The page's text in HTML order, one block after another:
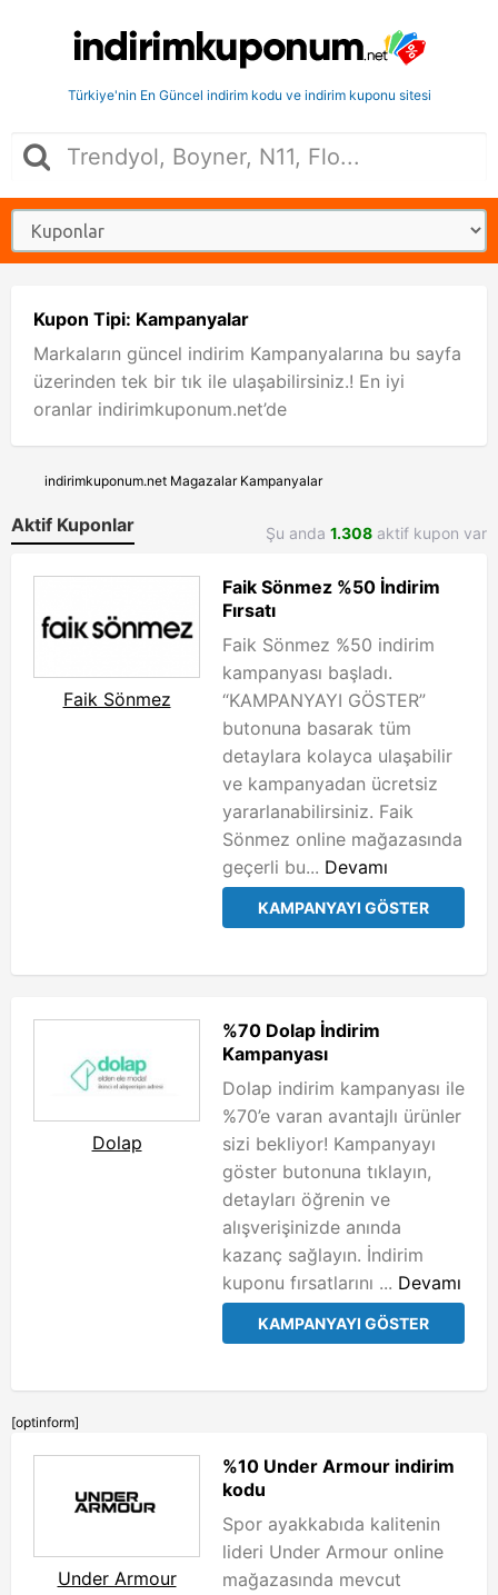
Türkiye'nin En Güncel indirim kodu ve indirim kuponu sitesi
Kupon Tipi: Kampanyalar
Markaların güncel indirim Kampanyalarına bu sayfa
üzerinden tek bir tık ile ulaşabilirsiniz.! En iyi
oranlar indirimkuponum.net’de
indirimkuponum.net Magazalar Kampanyalar
Aktif Kuponlar Şu anda 1.308 aktif kupon var
Faik Sönmez
Faik Sönmez %50 İndirim
Fırsatı
Faik Sönmez %50 indirim
kampanyası başladı.
“KAMPANYAYI GÖSTER”
butonuna basarak tüm
detaylara kolayca ulaşabilir
ve kampanyadan ücretsiz
yararlanabilirsiniz. Faik
Sönmez online mağazasında
geçerli bu... Devamı
KAMPANYAYI GÖSTER
Dolap
%70 Dolap İndirim
Kampanyası
Dolap indirim kampanyası ile
%70’e varan avantajlı ürünler
sizi bekliyor! Kampanyayı
göster butonuna tıklayın,
detayları öğrenin ve
alışverişinizde anında
kazanç sağlayın. İndirim
kuponu fırsatlarını ... Devamı
KAMPANYAYI GÖSTER
[optinform]
Under Armour
%10 Under Armour indirim
kodu
Spor ayakkabıda kalitenin
lideri Under Armour online
mağazasında mevcut